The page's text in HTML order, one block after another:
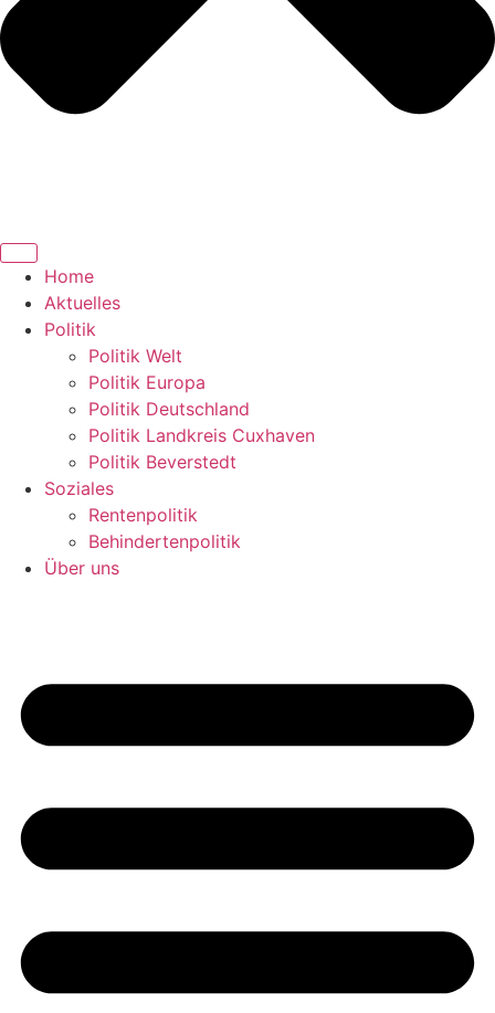
Home
Aktuelles
Politik
Politik Welt
Politik Europa
Politik Deutschland
Politik Landkreis Cuxhaven
Politik Beverstedt
Soziales
Rentenpolitik
Behindertenpolitik
Über uns